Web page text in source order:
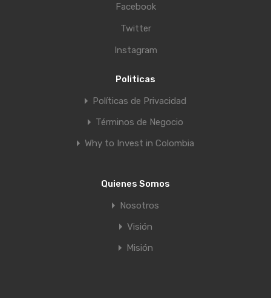
Facebook
Twitter
Instagram
Politicas
Políticas de Privacidad
Términos de Negocio
Why to Invest in Colombia
Quienes Somos
Nosotros
Visión
Misión